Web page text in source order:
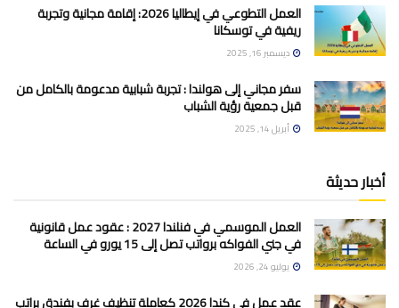
العمل التطوعي في إيطاليا 2026: إقامة مجانية وتجربة
ريفية في توسكانا
ديسمبر 16, 2025
سفر مجاني إلى هولندا : تجربة شبابية مدعومة بالكامل من
قبل جمعية رؤية الشباب
أبريل 14, 2025
أخبار حديثة
العمل الموسمي في فنلندا 2027 : عقود عمل قانونية
في جني الفواكه برواتب تصل إلى 15 يورو في الساعة
يوليو 24, 2026
عقد عمل في كندا 2026 كعاملة تنظيف غرف بفندق براتب